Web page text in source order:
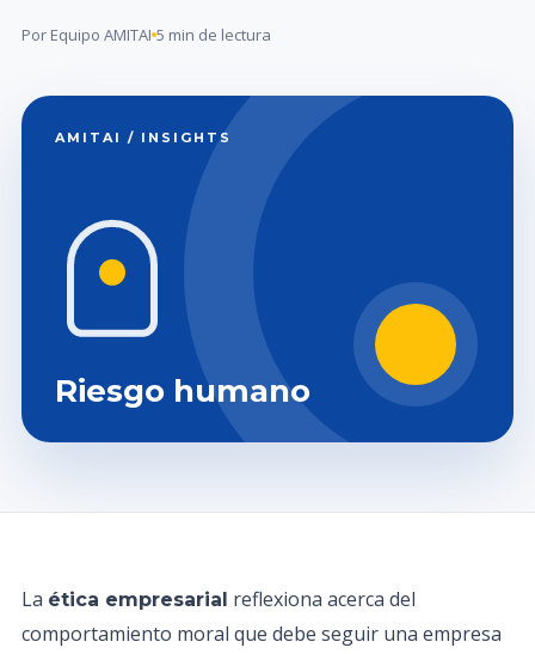
Por Equipo AMITAI 5 min de lectura
AMITAI / INSIGHTS
Riesgo humano
La ética empresarial reflexiona acerca del
comportamiento moral que debe seguir una empresa